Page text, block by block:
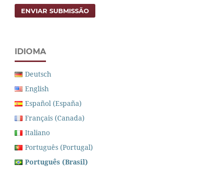
ENVIAR SUBMISSÃO
IDIOMA
Deutsch
English
Español (España)
Français (Canada)
Italiano
Português (Portugal)
Português (Brasil)